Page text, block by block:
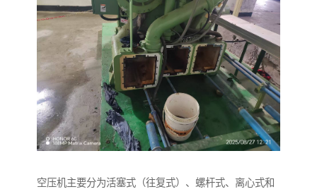
空压机主要分为活塞式（往复式）、螺杆式、离心式和